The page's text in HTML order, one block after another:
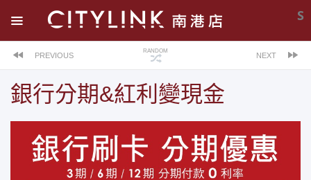
S
PREVIOUS
RANDOM
NEXT
銀行分期&紅利變現金